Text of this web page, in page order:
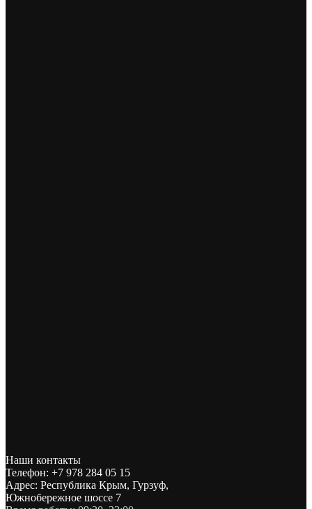
Наши контакты
Телефон: +7 978 284 05 15
Адрес: Республика Крым, Гурзуф,
Южнобережное шоссе 7